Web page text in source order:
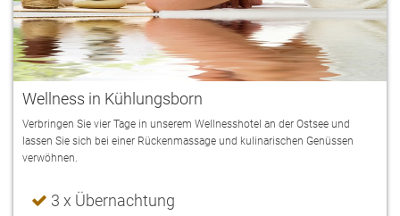
Wellness in Kühlungsborn
Verbringen Sie vier Tage in unserem Wellnesshotel an der Ostsee und
lassen Sie sich bei einer Rückenmassage und kulinarischen Genüssen
verwöhnen.
3 x Übernachtung